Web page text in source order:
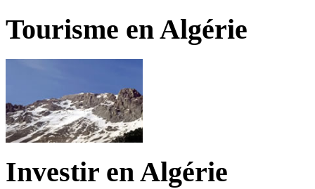
Tourisme en Algérie
Investir en Algérie